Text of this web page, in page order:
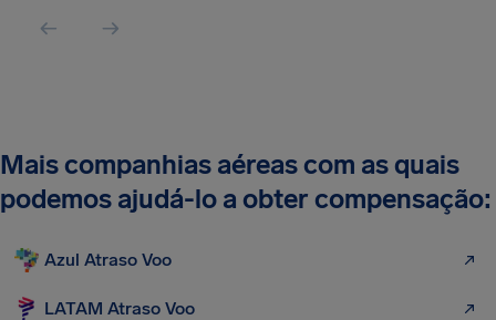
Mais companhias aéreas com as quais
podemos ajudá-lo a obter compensação:
Azul Atraso Voo
LATAM Atraso Voo